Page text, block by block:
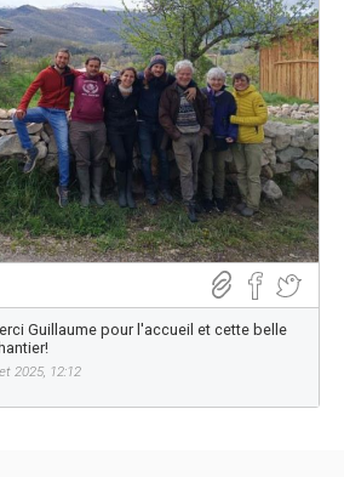
Guillaume pour l'accueil et cette belle
2025, 12:12